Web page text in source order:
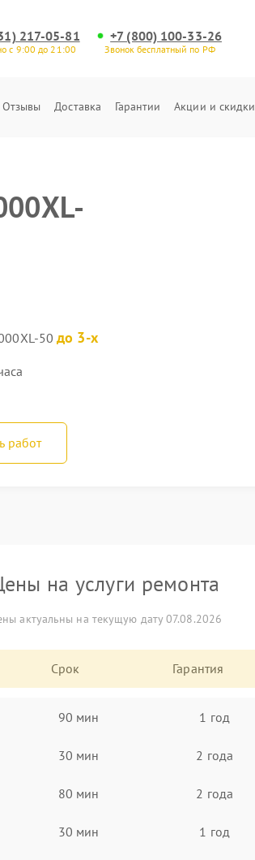
217-05-81
с 9:00 до 21:00
+7 (800) 100-33-26
Звонок бесплатный по РФ
Отзывы Доставка Гарантии Акции и скидки
50до 3-х
работ
на услуги ремонта
актуальны на текущую дату 07.08.2026
Срок Гарантия
90 мин 1 год
30 мин 2 года
80 мин 2 года
30 мин 1 год